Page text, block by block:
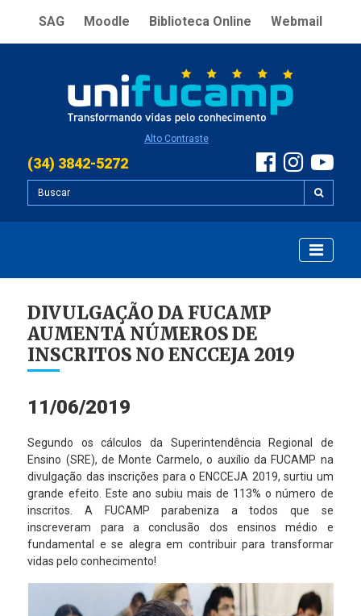
SAG Moodle Biblioteca Online Webmail
Alto Contraste
(34) 3842-5272
DIVULGAÇÃO DA FUCAMP
AUMENTA NÚMEROS DE
INSCRITOS NO ENCCEJA 2019
11/06/2019
Segundo os cálculos da Superintendência Regional de
Ensino (SRE), de Monte Carmelo, o auxílio da FUCAMP na
divulgação das inscrições para o ENCCEJA 2019, surtiu um
grande efeito. Este ano subiu mais de 113% o número de
inscritos. A FUCAMP parabeniza a todos que se
inscreveram para a conclusão dos ensinos médio e
fundamental e se alegra em contribuir para transformar
vidas pelo conhecimento!